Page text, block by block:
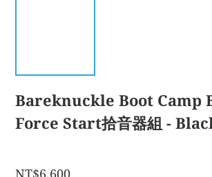
Bareknuckle Boot Camp
Force Start拾音器組 -
NT$6,600